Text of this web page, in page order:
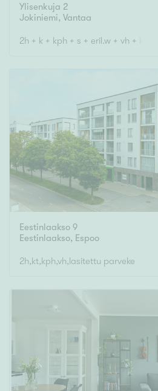
Ylisenkuja 2
Jokiniemi, Vantaa
2h + k + kph + s + eril.w + vh +
Eestinlaakso 9
Eestinlaakso, Espoo
2h,kt,kph,vh,lasitettu parveke